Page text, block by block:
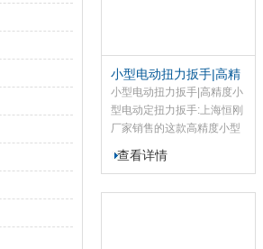
小型电动扭力扳手|高精
度小型电动定扭力扳手
小型电动扭力扳手|高精度小
型电动定扭力扳手:上海恒刚
厂家销售的这款高精度小型
电动扭力扳手是装配螺纹件
及螺栓的机械化施工工具，
查看详情